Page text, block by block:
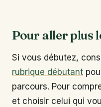
Pour aller plus
Si vous débutez,
rubrique débutant
parcours. Pour
et choisir celui qui